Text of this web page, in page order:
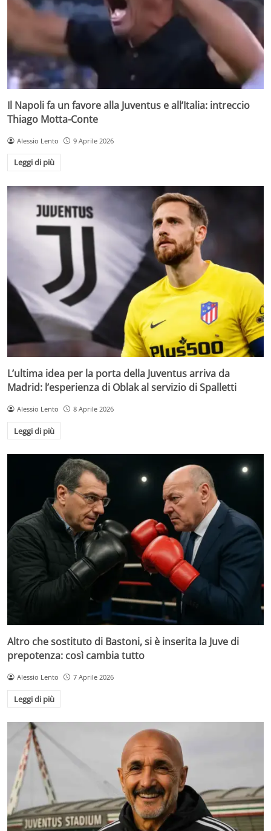
Il Napoli fa un favore alla Juventus e all’Italia: intreccio
Thiago Motta-Conte
Alessio Lento 9 Aprile 2026
Leggi di più
L’ultima idea per la porta della Juventus arriva da
Madrid: l’esperienza di Oblak al servizio di Spalletti
Alessio Lento 8 Aprile 2026
Leggi di più
Altro che sostituto di Bastoni, si è inserita la Juve di
prepotenza: così cambia tutto
Alessio Lento 7 Aprile 2026
Leggi di più